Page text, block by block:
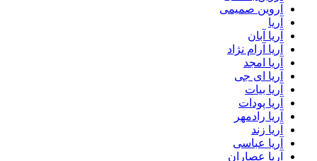
آروین صمیمی
آریا
آریا آبان
آریا آرام نژاد
آریا امجد
آریا ای جی
آریا بیات
آریا پودات
آریا رادمهر
آریا زند
آریا عباسی
آریا عصاران